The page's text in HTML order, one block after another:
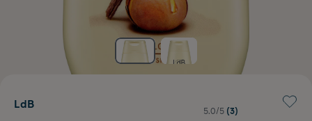
LdB
5.0/5 (3)